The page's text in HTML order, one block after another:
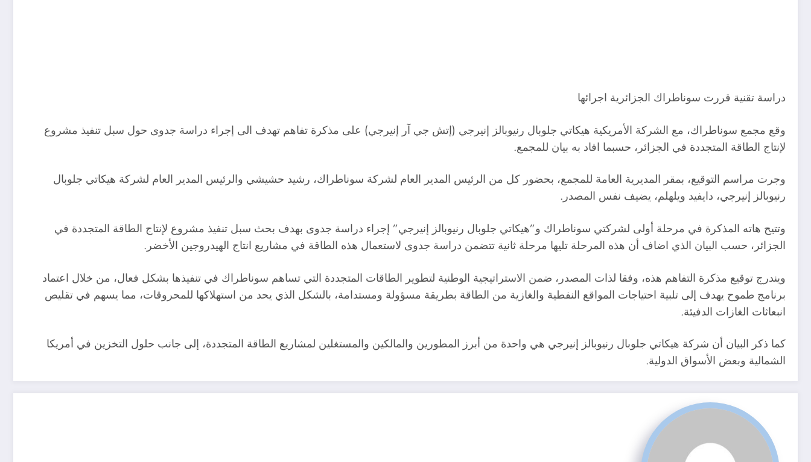
دراسة تقنية قررت سوناطراك الجزائرية اجرائها
وقع مجمع سوناطراك، مع الشركة الأمريكية هيكاتي جلوبال رنيوبالز إنيرجي (إتش جي آر إنيرجي) على مذكرة تفاهم تهدف الى إجراء دراسة جدوى حول سبل تنفيذ مشروع
لإنتاج الطاقة المتجددة في الجزائر، حسبما افاد به بيان للمجمع.
وجرت مراسم التوقيع، بمقر المديرية العامة للمجمع، بحضور كل من الرئيس المدير العام لشركة سوناطراك، رشيد حشيشي والرئيس المدير العام لشركة هيكاتي جلوبال
رنيوبالز إنيرجي، دايفيد ويلهلم، يضيف نفس المصدر.
وتتيح هاته المذكرة في مرحلة أولى لشركتي سوناطراك و”هيكاتي جلوبال رنيوبالز إنيرجي” إجراء دراسة جدوى بهدف بحث سبل تنفيذ مشروع لإنتاج الطاقة المتجددة في
الجزائر، حسب البيان الذي اضاف أن هذه المرحلة تليها مرحلة ثانية تتضمن دراسة جدوى لاستعمال هذه الطاقة في مشاريع انتاج الهيدروجين الأخضر.
ويندرج توقيع مذكرة التفاهم هذه، وفقا لذات المصدر، ضمن الاستراتيجية الوطنية لتطوير الطاقات المتجددة التي تساهم سوناطراك في تنفيذها بشكل فعال، من خلال اعتماد
برنامج طموح يهدف إلى تلبية احتياجات المواقع النفطية والغازية من الطاقة بطريقة مسؤولة ومستدامة، بالشكل الذي يحد من استهلاكها للمحروقات، مما يسهم في تقليص
انبعاثات الغازات الدفيئة.
كما ذكر البيان أن شركة هيكاتي جلوبال رنيوبالز إنيرجي هي واحدة من أبرز المطورين والمالكين والمستغلين لمشاريع الطاقة المتجددة، إلى جانب حلول التخزين في أمريكا
الشمالية وبعض الأسواق الدولية.